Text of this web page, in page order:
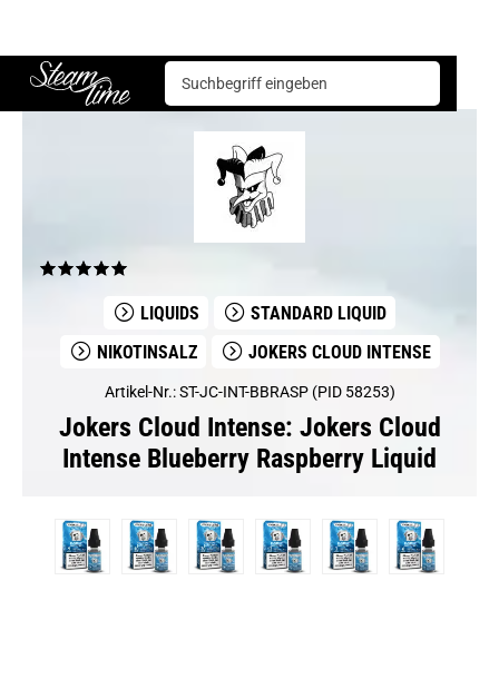
Steam time
Jokers Cloud Intense Jokers Cloud Intense Blueberry Raspberry Liquid
LIQUIDS
STANDARD LIQUID
NIKOTINSALZ
JOKERS CLOUD INTENSE
Artikel-Nr.: ST-JC-INT-BBRASP (PID 58253)
Jokers Cloud Intense: Jokers Cloud
Intense Blueberry Raspberry Liquid